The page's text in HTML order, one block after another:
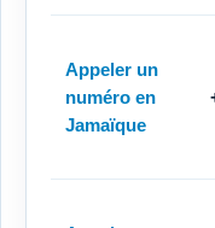
Appeler un
numéro en
Jamaïque